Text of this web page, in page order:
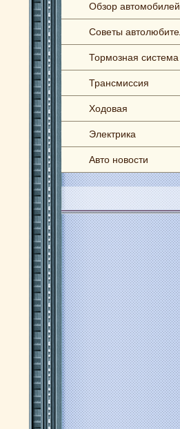
Обзор автомобилей
Советы
Тормозная система
Трансмиссия
Ходовая
Электрика
Авто новости